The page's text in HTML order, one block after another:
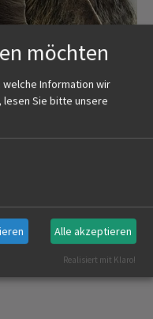
erwerben.
möchten
welche Information wir
lesen Sie bitte unsere
Alle akzeptieren
Realisiert mit Klaro!